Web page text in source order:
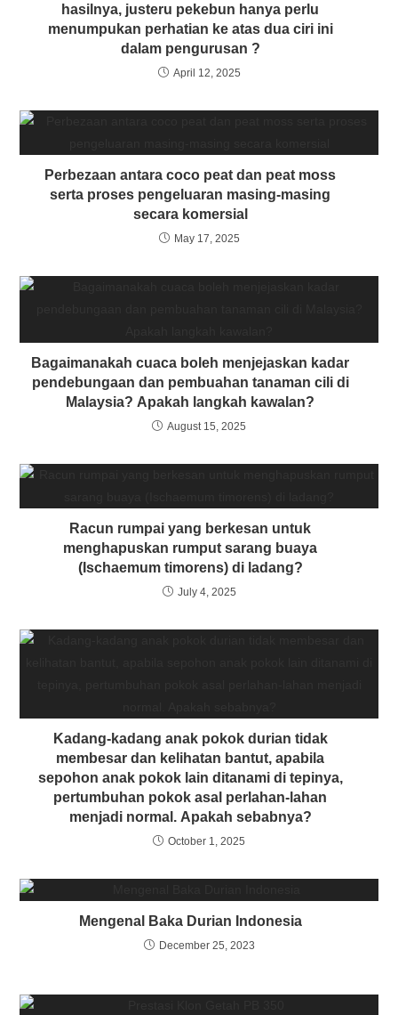
hasilnya, justeru pekebun hanya perlu
menumpukan perhatian ke atas dua ciri ini
dalam pengurusan ?
April 12, 2025
Perbezaan antara coco peat dan peat moss
serta proses pengeluaran masing-masing
secara komersial
May 17, 2025
Bagaimanakah cuaca boleh menjejaskan kadar
pendebungaan dan pembuahan tanaman cili di
Malaysia? Apakah langkah kawalan?
August 15, 2025
Racun rumpai yang berkesan untuk
menghapuskan rumput sarang buaya
(Ischaemum timorens) di ladang?
July 4, 2025
Kadang-kadang anak pokok durian tidak
membesar dan kelihatan bantut, apabila
sepohon anak pokok lain ditanami di tepinya,
pertumbuhan pokok asal perlahan-lahan
menjadi normal. Apakah sebabnya?
October 1, 2025
Mengenal Baka Durian Indonesia
December 25, 2023